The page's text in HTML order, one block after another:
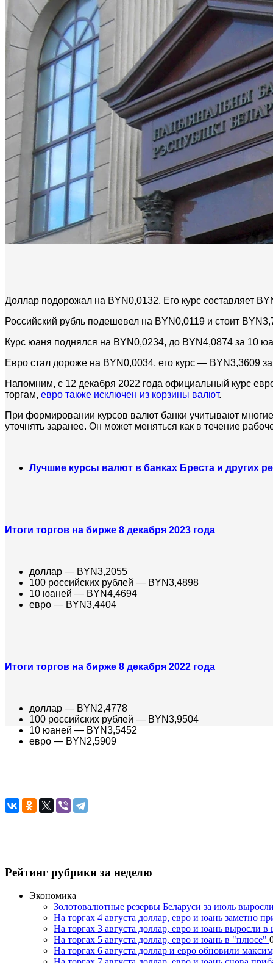
Доллар подорожал на BYN0,0132. Его курс составляет
Российский рубль подешевел на BYN0,0119 и стоит
Курс юаня поднялся на BYN0,0234, до BYN4,0874 за 10
Евро стал дороже на BYN0,0034, его курс — BYN3,3609
Напомним, с 12 декабря 2022 года официальный курс
торгам, евро также исключен из корзины валют.
При формировании курсов валют банки учитывают
уточнять заранее. Он может меняться как в течение
Лучшие курсы валют в банках Бреста и других
Итоги торгов на бирже 8 декабря 2023 года
доллар — BYN3,2055
100 российских рублей — BYN3,4898
10 юаней — BYN4,4694
евро — BYN3,4404
Итоги торгов на бирже 8 декабря 2022 года
доллар — BYN2,4778
100 российских рублей — BYN3,9504
10 юаней — BYN3,5452
евро — BYN2,5909
Рейтинг рубрики за неделю
Экономика
Золотовалютные резервы Беларуси за июль
На торгах 4 августа доллар, евро и юань заметно
На торгах 3 августа доллар, евро и юань выросли в
На торгах 5 августа доллар, евро и юань в "плюсе"
На торгах 6 августа доллар и евро обновили